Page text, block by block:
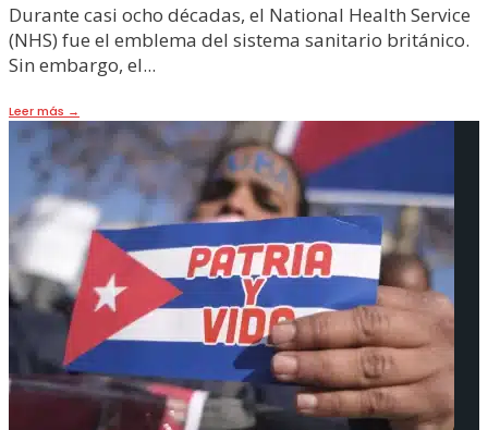
Durante casi ocho décadas, el National Health Service
(NHS) fue el emblema del sistema sanitario británico.
Sin embargo, el...
Leer más →